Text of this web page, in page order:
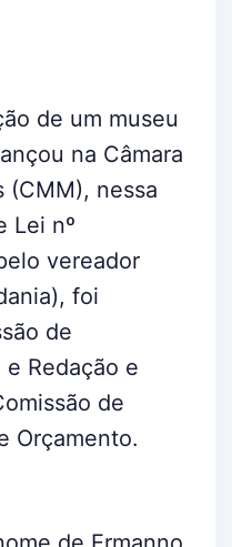
de um museu
na Câmara
(CMM), nessa
Lei nº
vereador
foi
de
Redação e
de
Orçamento.